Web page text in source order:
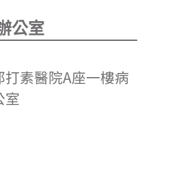
公室
素醫院A座一樓病
室